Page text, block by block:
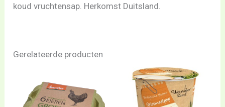
koud vruchtensap. Herkomst Duitsland.
Gerelateerde producten